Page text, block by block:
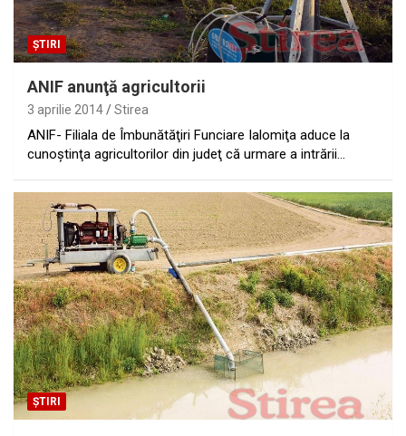
ȘTIRI
ANIF anunţă agricultorii
3 aprilie 2014 Stirea
ANIF- Filiala de Îmbunătăţiri Funciare Ialomiţa aduce la
cunoştinţa agricultorilor din judeţ că urmare a intrării…
ȘTIRI